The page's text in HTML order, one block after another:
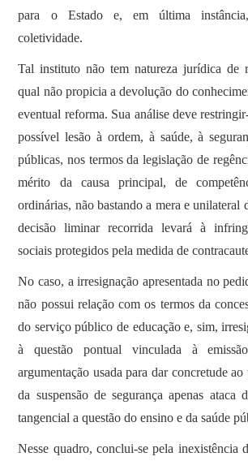
para o Estado e, em última
coletividade.
Tal instituto não tem natureza jurídica de
qual não propicia a devolução do
eventual reforma. Sua análise deve
possível lesão à ordem, à saúde, à
públicas, nos termos da legislação de
mérito da causa principal, de
ordinárias, não bastando a mera e unilateral
decisão liminar recorrida levará à
sociais protegidos pela medida de
No caso, a irresignação apresentada no
não possui relação com os termos da
do serviço público de educação e, sim,
à questão pontual vinculada à
argumentação usada para dar concretude
da suspensão de segurança apenas ataca
tangencial a questão do ensino e da saúde
Nesse quadro, conclui-se pela inexistência